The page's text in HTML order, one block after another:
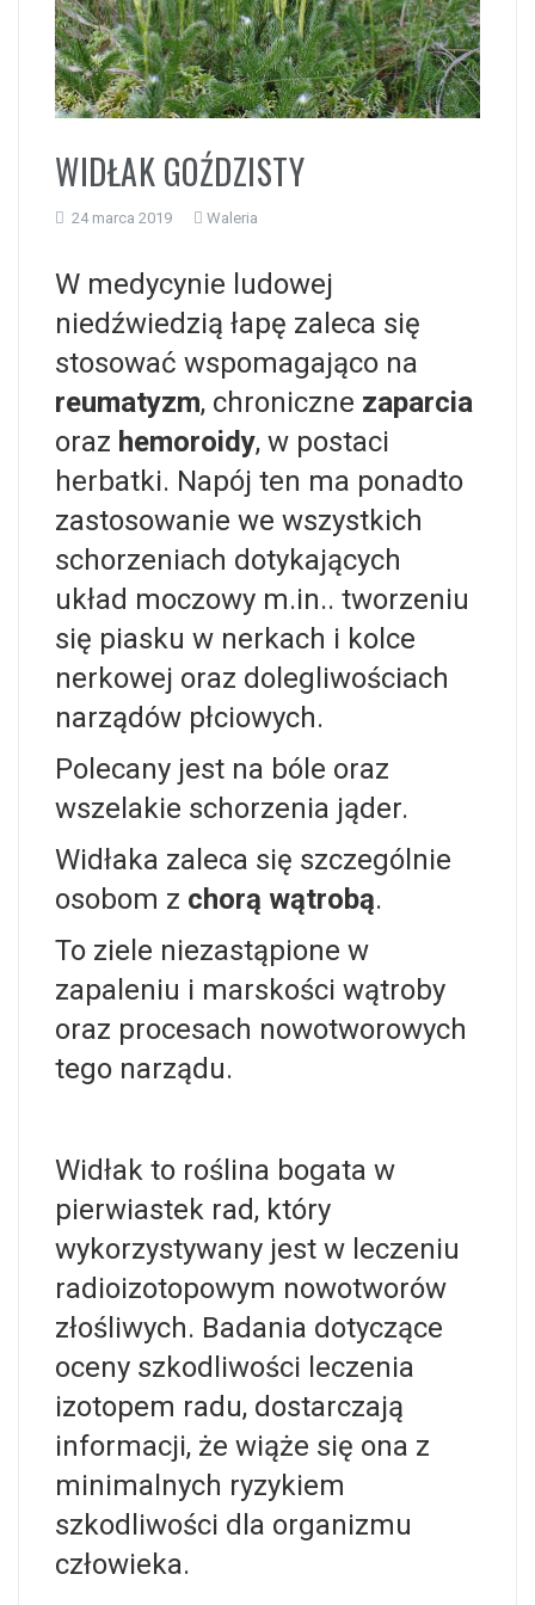
WIDŁAK GOŹDZISTY
24 marca 2019 Waleria
W medycynie ludowej
niedźwiedzią łapę zaleca się
stosować wspomagająco na
reumatyzm, chroniczne zaparcia
oraz hemoroidy, w postaci
herbatki. Napój ten ma ponadto
zastosowanie we wszystkich
schorzeniach dotykających
układ moczowy m.in.. tworzeniu
się piasku w nerkach i kolce
nerkowej oraz dolegliwościach
narządów płciowych.
Polecany jest na bóle oraz
wszelakie schorzenia jąder.
Widłaka zaleca się szczególnie
osobom z chorą wątrobą.
To ziele niezastąpione w
zapaleniu i marskości wątroby
oraz procesach nowotworowych
tego narządu.
Widłak to roślina bogata w
pierwiastek rad, który
wykorzystywany jest w leczeniu
radioizotopowym nowotworów
złośliwych. Badania dotyczące
oceny szkodliwości leczenia
izotopem radu, dostarczają
informacji, że wiąże się ona z
minimalnych ryzykiem
szkodliwości dla organizmu
człowieka.